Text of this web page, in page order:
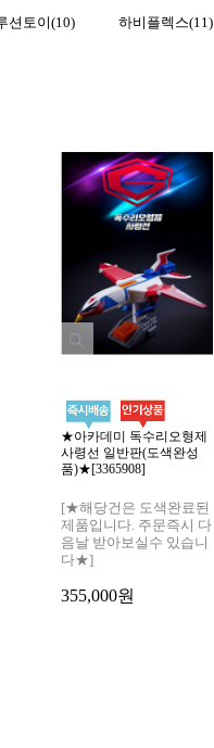
션토이(10) 하비플렉스(11)
★아카데미 독수리오형제
사령선 일반판(도색완성
품)★[3365908]
[★해당건은 도색완료된
제품입니다. 주문즉시 다
음날 받아보실수 있습니
다★]
355,000원